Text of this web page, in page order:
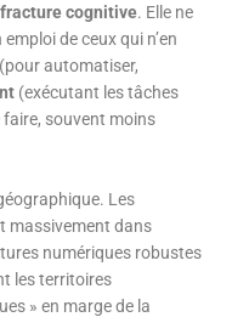
fracture cognitive. Elle ne
de ceux qui n’en
automatiser,
(exécutant les tâches
faire, souvent moins
Les
massivement dans
numériques robustes
les territoires
» en marge de la